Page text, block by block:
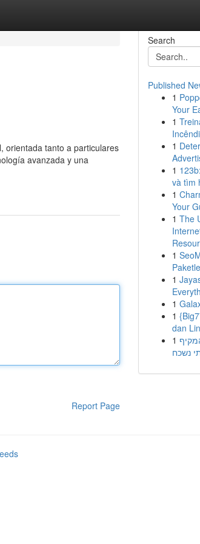
orientada tanto a particulares
avanzada y una
Report Page
Search
Published
1
Your
1
1
1
và tìm
1
Your
1 The
1
1
1
1
dan
1
נשכח